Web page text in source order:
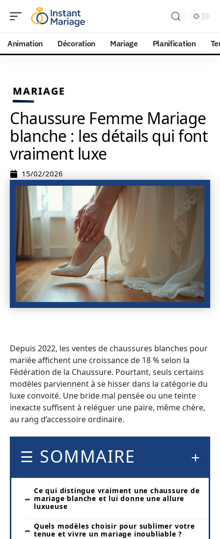
Animation Décoration Mariage Planification
MARIAGE
Chaussure Femme Mariage
blanche : les détails qui font
vraiment luxe
15/02/2026
Depuis 2022, les ventes de chaussures blanches pour
mariée affichent une croissance de 18 % selon la
Fédération de la Chaussure. Pourtant, seuls certains
modèles parviennent à se hisser dans la catégorie du
luxe convoité. Une bride mal pensée ou une teinte
inexacte suffisent à reléguer une paire, même chère,
au rang d’accessoire ordinaire.
SOMMAIRE
Ce qui distingue vraiment une chaussure de
mariage blanche et lui donne une allure
luxueuse
Quels modèles choisir pour sublimer votre
tenue et vivre un mariage inoubliable ?